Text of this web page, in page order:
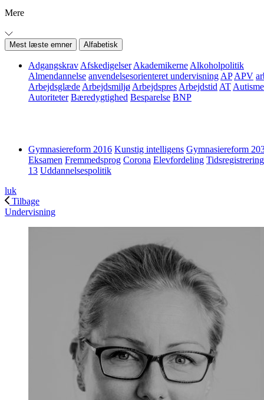
Mere
Mest læste emner Alfabetisk
Adgangskrav Afskedigelser Akademikerne Alkoholpolitik
Almendannelse anvendelsesorienteret undervisning AP APV
Arbejdsglæde Arbejdsmiljø Arbejdspres Arbejdstid AT Autisme
Autoriteter Bæredygtighed Besparelse BNP
Gymnasiereform 2016 Kunstig intelligens Gymnasiereform
Eksamen Fremmedsprog Corona Elevfordeling Tidsregistrering
13 Uddannelsespolitik
luk
Tilbage
Undervisning